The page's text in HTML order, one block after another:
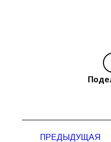
ПРЕДЫДУЩАЯ